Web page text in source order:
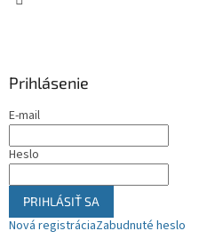
Prihlásenie
E-mail
Heslo
PRIHLÁSIŤ SA
Nová registráciaZabudnuté heslo